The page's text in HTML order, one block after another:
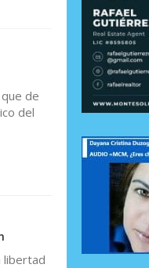
de
del
libertad